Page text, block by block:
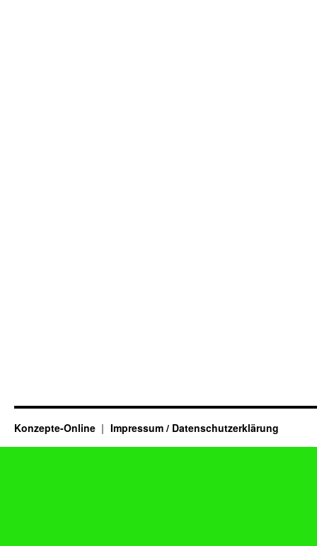
Konzepte-Online Impressum / Datenschutzerklärung